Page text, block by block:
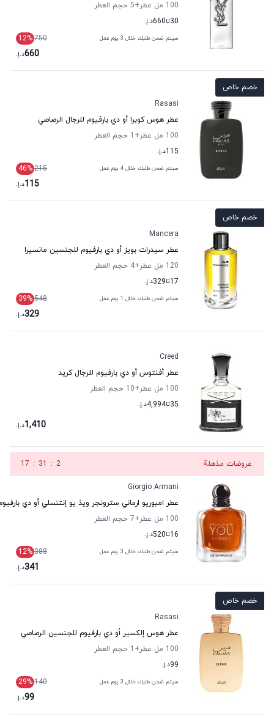
100 مل عطر +5
حجم العطر
30تا660د.إ.
سيتم شحن طلبك خلال 3 يوم عمل 750
12%
660د.إ.
خصم خاص
Rasasi
عطر هوس كوبرا أو دي بارفيوم للرجال الرصاصي
100 مل عطر
+1
حجم العطر
115د.إ.
سيتم شحن طلبك خلال 4 يوم عمل 215
46%
115د.إ.
خصم خاص
Mancera
عطر سيدرات بويز أو دي بارفيوم للجنسين مانسيرا
120 مل عطر
+4
حجم العطر
17تا329د.إ.
سيتم شحن طلبك خلال 1 يوم عمل 548
39%
329د.إ.
Creed
عطر أفنتوس أو دي بارفيوم للرجال كريد
100 مل عطر
+10
حجم العطر
35تا4,994د.إ.
1,410د.إ.
عروضات مذهلة 1
:
31
:
17
Giorgio Armani
عطر امبوريو ارماني سترونجر ويذ يو إنتنسلي أو دي
100 مل عطر
+7
حجم العطر
16تا520د.إ.
سيتم شحن طلبك خلال 3 يوم عمل 388
12%
341د.إ.
خصم خاص
Rasasi
عطر هوس إلكسير أو دي بارفيوم للجنسين الرصاصي
100 مل عطر
+1
حجم العطر
99د.إ.
سيتم شحن طلبك خلال 3 يوم عمل 140
29%
99د.إ.